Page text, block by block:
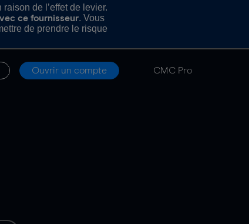
de l’effet de levier.
ce fournisseur. Vous
de prendre le risque
Ouvrir un compte CMC Pro